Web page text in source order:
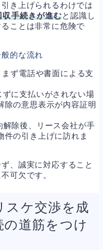
き上げられるわけでは
収手続きが進むと認識し
ことは非常に危険で
的な流れ
ず電話や書面による支
に支払いがされない場
除の意思表示が内容証明
解除後、リース会社が手
件の引き上げに訪れま
、誠実に対応すること
可欠です。
スケ交渉を成
道筋をつけ